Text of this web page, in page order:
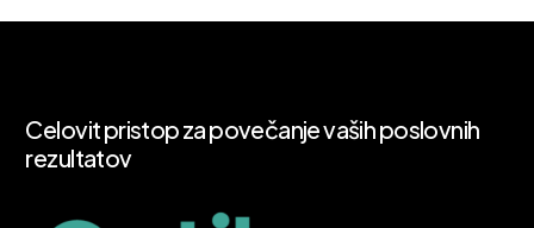
Celovitpristopzapovečanjevašihposlovnih
rezultatov